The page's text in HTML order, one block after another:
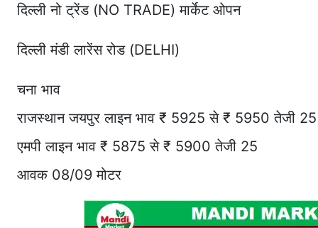
दिल्ली नो ट्रेंड (NO TRADE) मार्केट ओपन
दिल्ली मंडी लारेंस रोड (DELHI)
चना भाव
राजस्थान जयपुर लाइन भाव ₹ 5925 से ₹ 5950 तेजी 25
एमपी लाइन भाव ₹ 5875 से ₹ 5900 तेजी 25
आवक 08/09 मोटर